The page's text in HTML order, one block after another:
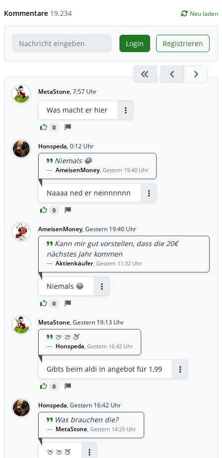
Kommentare 19.234 Neu laden
Login Registrieren
MetaStone, 7:57 Uhr
0
Was macht er hier
Honspeda, 0:12 Uhr
0
Niemals 😂
AmeisenMoney, Gestern 19:40 Uhr
Naaaa ned er neinnnnnn
AmeisenMoney, Gestern 19:40 Uhr
0
Kann mir gut vorstellen, dass die 20€
nächstes Jahr kommen
Aktienkäufer, Gestern 11:32 Uhr
Niemals 😂
MetaStone, Gestern 19:13 Uhr
0
🍈 🍈 🍑
Honspeda, Gestern 16:42 Uhr
Gibts beim aldi in angebot für 1,99
Honspeda, Gestern 16:42 Uhr
Was brauchen die?
MetaStone, Gestern 14:29 Uhr
🍈 🍈 🍑